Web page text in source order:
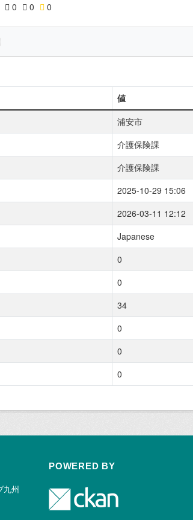
0 0 0
値
浦安市
介護保険課
介護保険課
2025-10-29 15:06
2026-03-11 12:12
Japanese
0
0
34
0
0
0
九州
POWERED BY